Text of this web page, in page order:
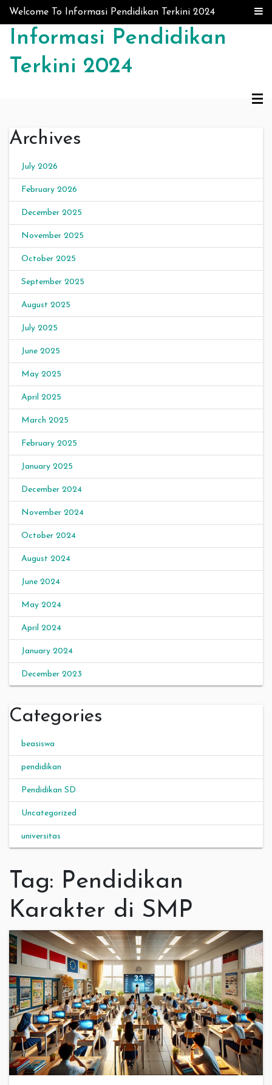
Skip to content
Welcome To Informasi Pendidikan Terkini 2024
Informasi Pendidikan
Terkini 2024
Archives
July 2026
February 2026
December 2025
November 2025
October 2025
September 2025
August 2025
July 2025
June 2025
May 2025
April 2025
March 2025
February 2025
January 2025
December 2024
November 2024
October 2024
August 2024
June 2024
May 2024
April 2024
January 2024
December 2023
Categories
beasiswa
pendidikan
Pendidikan SD
Uncategorized
universitas
Tag: Pendidikan
Karakter di SMP